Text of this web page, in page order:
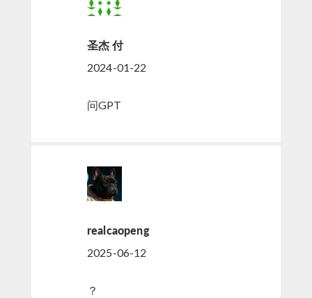
圣杰 付
2024-01-22
问GPT
realcaopeng
2025-06-12
？